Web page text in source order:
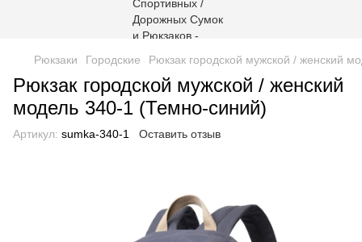
Рюкзаки Городские Рюкзак городской мужской / женский
Рюкзак городской мужской / женский
модель 340-1 (Темно-синий)
Артикул: sumka-340-1 Оставить отзыв